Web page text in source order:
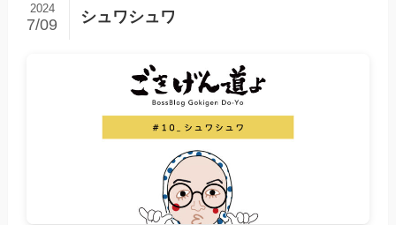
シュワシュワ
2024
7/09